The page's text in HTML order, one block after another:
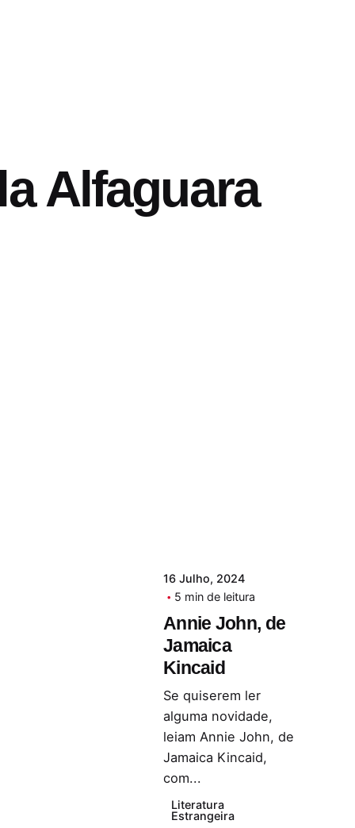
Alfaguara
16 Julho, 2024
5 min de leitura
Annie John, de
Jamaica
Kincaid
Se quiserem ler
alguma novidade,
leiam Annie John, de
Jamaica Kincaid,
com...
Literatura
Estrangeira